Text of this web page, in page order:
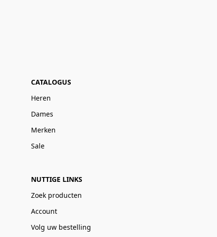
CATALOGUS
Heren
Dames
Merken
Sale
NUTTIGE LINKS
Zoek producten
Account
Volg uw bestelling